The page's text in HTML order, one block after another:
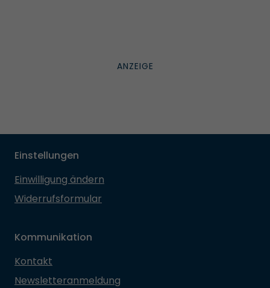
Einstellungen
Einwilligung ändern
Widerrufsformular
Kommunikation
Kontakt
Newsletteranmeldung